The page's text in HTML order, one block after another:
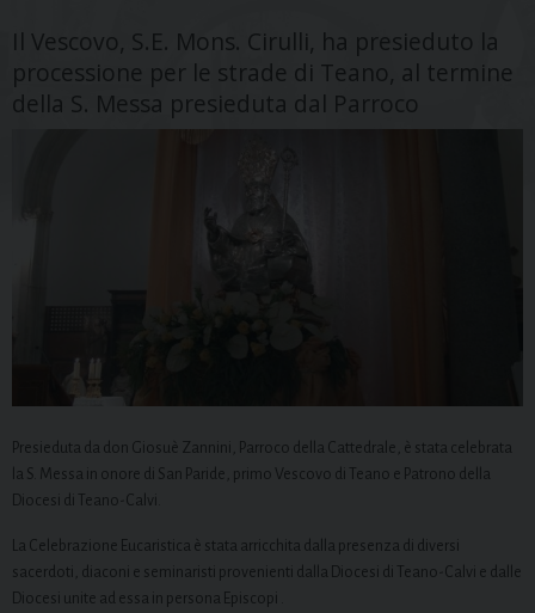
Il Vescovo, S.E. Mons. Cirulli, ha presieduto la
processione per le strade di Teano, al termine
della S. Messa presieduta dal Parroco
Presieduta da don Giosuè Zannini, Parroco della Cattedrale, è stata celebrata
la S. Messa in onore di San Paride, primo Vescovo di Teano e Patrono della
Diocesi di Teano-Calvi.
La Celebrazione Eucaristica è stata arricchita dalla presenza di diversi
sacerdoti, diaconi e seminaristi provenienti dalla Diocesi di Teano-Calvi e dalle
Diocesi unite ad essa in persona Episcopi .